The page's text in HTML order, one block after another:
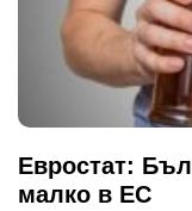
Евростат:
малко в ЕС